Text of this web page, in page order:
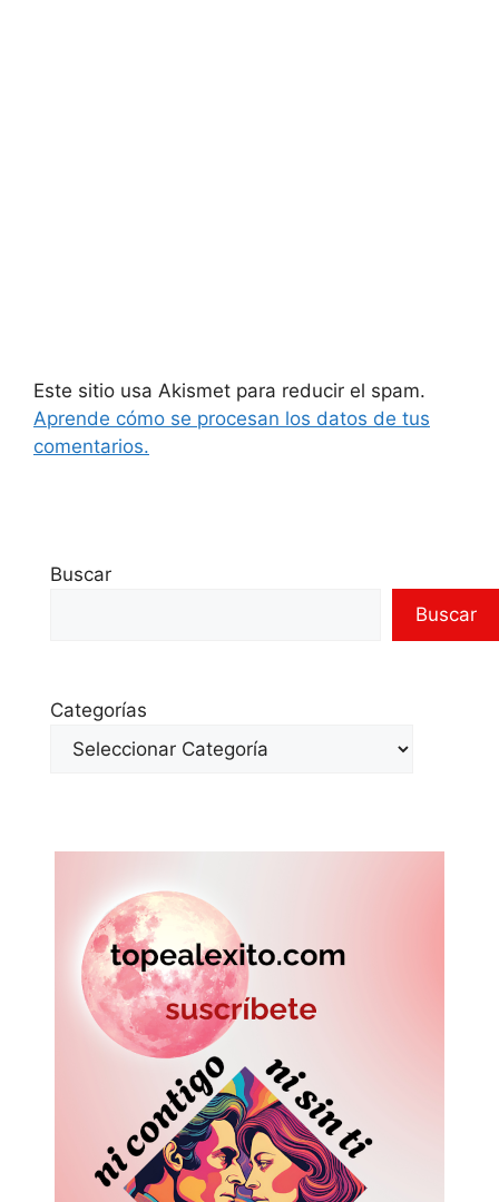
Este sitio usa Akismet para reducir el spam.
Aprende cómo se procesan los datos de tus
comentarios.
Buscar
Buscar
Categorías